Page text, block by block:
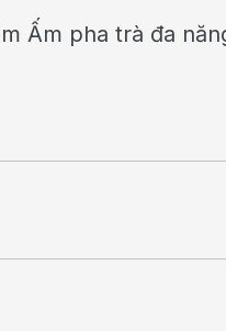
Ấm pha trà đa